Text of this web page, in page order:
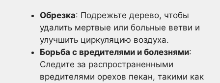
Обрезка: Подрежьте дерево, чтобы
удалить мертвые или больные ветви и
улучшить циркуляцию воздуха.
Борьба с вредителями и болезнями:
Следите за распространенными
вредителями орехов пекан, такими как